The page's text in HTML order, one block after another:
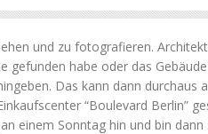
und zu fotografieren.
gefunden habe oder das
Das kann dann durchaus
“Boulevard Berlin”
einem Sonntag hin und bin